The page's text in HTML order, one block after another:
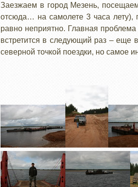
Заезжаем в город Мезень,
отсюда… на самолете 3 часа лету),
равно неприятно. Главная
встретится в следующий раз –
северной точкой поездки, но самое